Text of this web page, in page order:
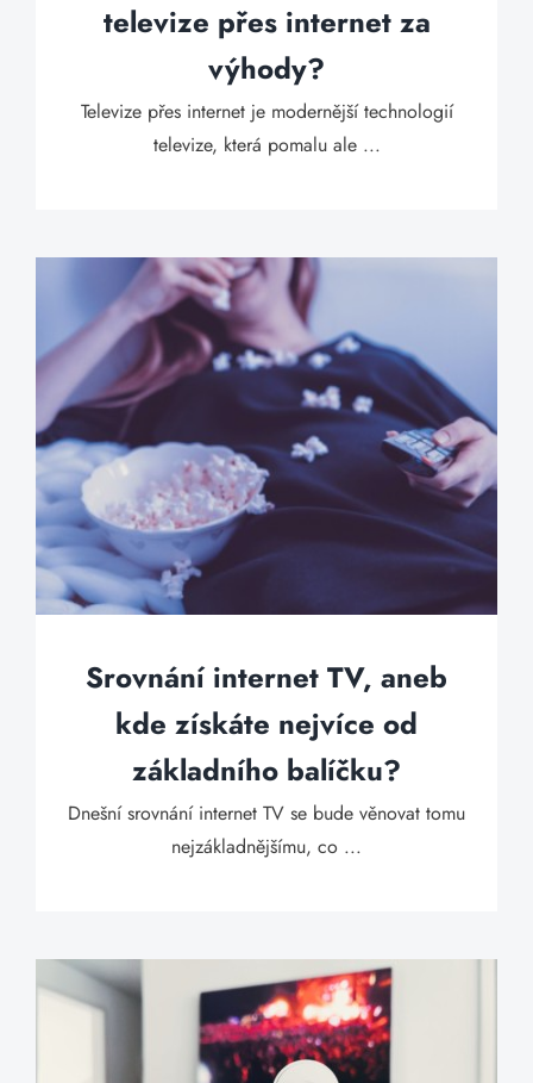
televize přes internet za
výhody?
Televize přes internet je modernější technologií
televize, která pomalu ale ...
Srovnání internet TV, aneb
kde získáte nejvíce od
základního balíčku?
Dnešní srovnání internet TV se bude věnovat tomu
nejzákladnějšímu, co ...